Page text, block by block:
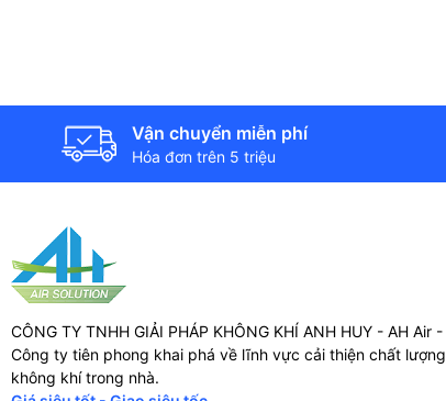
Vận chuyển miễn phí
Hóa đơn trên 5 triệu
CÔNG TY TNHH GIẢI PHÁP KHÔNG KHÍ ANH HUY - AH Air -
Công ty tiên phong khai phá về lĩnh vực cải thiện chất lượng
không khí trong nhà.